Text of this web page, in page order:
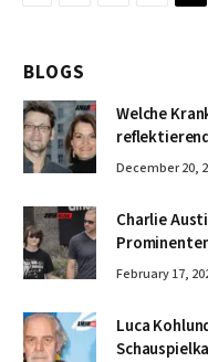
BLOGS
Welche
December 20,
Charlie
February 17,
Luca